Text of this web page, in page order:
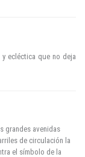
ecléctica que no deja
grandes avenidas
de circulación la
el símbolo de la